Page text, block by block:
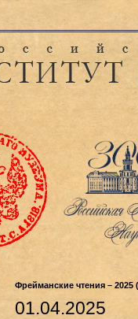
Фрейманские чтения –
01.04.2025